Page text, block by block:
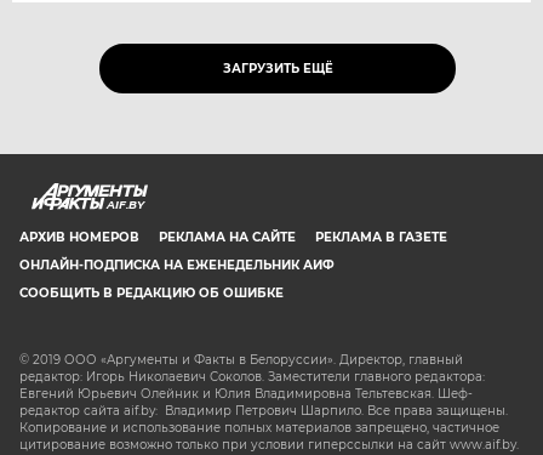
ЗАГРУЗИТЬ ЕЩЁ
AIF.BY
АРХИВ НОМЕРОВ РЕКЛАМА НА САЙТЕ
РЕКЛАМА В ГАЗЕТЕ
ОНЛАЙН-ПОДПИСКА НА ЕЖЕНЕДЕЛЬНИК АИФ
СООБЩИТЬ В РЕДАКЦИЮ ОБ ОШИБКЕ
© 2019 ООО «Аргументы и Факты в Белоруссии». Директор, главный
редактор: Игорь Николаевич Соколов. Заместители главного редактора:
Евгений Юрьевич Олейник и Юлия Владимировна Тельтевская. Шеф-
редактор сайта aif.by: Владимир Петрович Шарпило. Все права защищены.
Копирование и использование полных материалов запрещено, частичное
цитирование возможно только при условии гиперссылки на сайт www.aif.by.